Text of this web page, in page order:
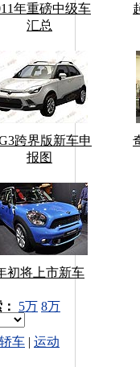
年重磅中级车
汇总
跨界版新车申
报图
初将上市新车
5万 8万
车 | 运动